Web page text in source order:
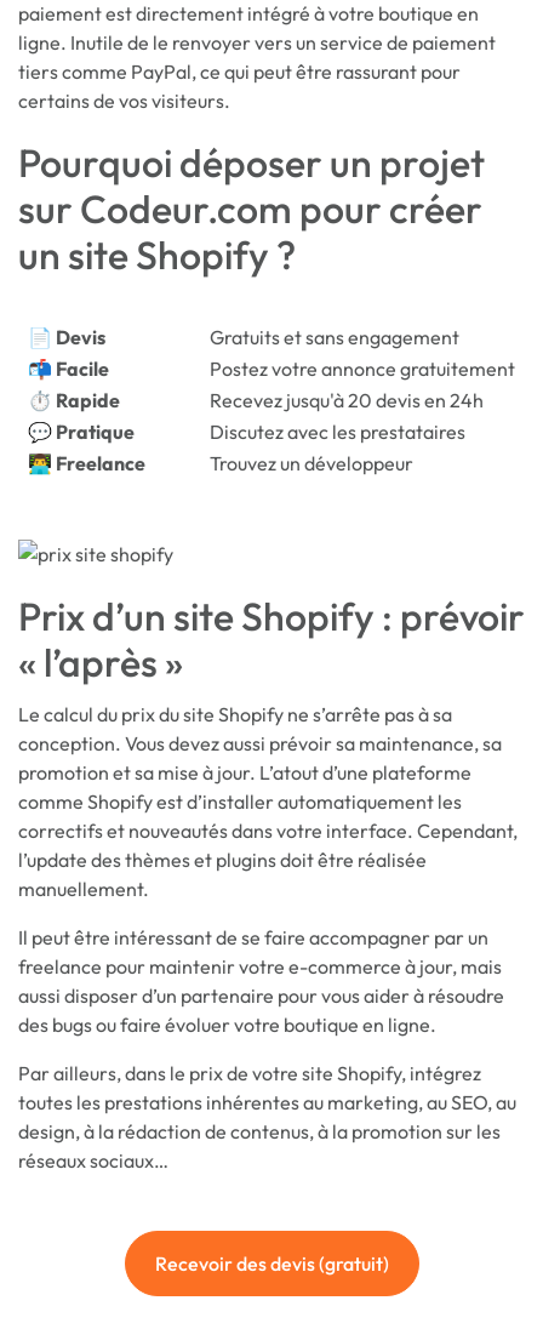
paiement est directement intégré à votre boutique en
ligne. Inutile de le renvoyer vers un service de paiement
tiers comme PayPal, ce qui peut être rassurant pour
certains de vos visiteurs.
Pourquoi déposer un projet
sur Codeur.com pour créer
un site Shopify ?
📄 Devis
Gratuits et sans engagement
📬 Facile
Postez votre annonce gratuitement
⏱️ Rapide
Recevez jusqu'à 20 devis en 24h
💬 Pratique
Discutez avec les prestataires
👨‍💻 Freelance
Trouvez un développeur
Prix d’un site Shopify : prévoir
« l’après »
Le calcul du prix du site Shopify ne s’arrête pas à sa
conception. Vous devez aussi prévoir sa maintenance, sa
promotion et sa mise à jour. L’atout d’une plateforme
comme Shopify est d’installer automatiquement les
correctifs et nouveautés dans votre interface. Cependant,
l’update des thèmes et plugins doit être réalisée
manuellement.
Il peut être intéressant de se faire accompagner par un
freelance pour maintenir votre e-commerce à jour, mais
aussi disposer d’un partenaire pour vous aider à résoudre
des bugs ou faire évoluer votre boutique en ligne.
Par ailleurs, dans le prix de votre site Shopify, intégrez
toutes les prestations inhérentes au marketing, au SEO, au
design, à la rédaction de contenus, à la promotion sur les
réseaux sociaux…
Recevoir des devis (gratuit)